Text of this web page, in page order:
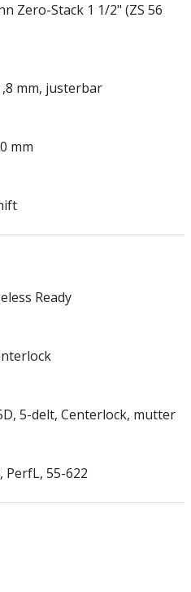
Zero-Stack 1 1/2" (ZS 56
mm, justerbar
mm
Ready
5-delt, Centerlock, mutter
PerfL, 55-622